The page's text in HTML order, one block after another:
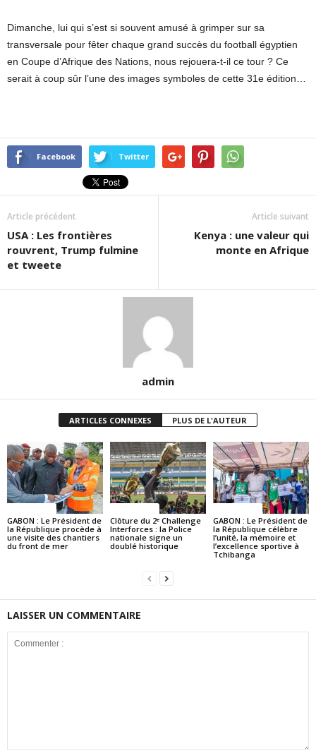
Dimanche, lui qui s’est si souvent amusé à grimper sur sa
transversale pour fêter chaque grand succès du football égyptien
en Coupe d’Afrique des Nations, nous rejouera-t-il ce tour ? Ce
serait à coup sûr l’une des images symboles de cette 31e édition…
Facebook Twitter
Article précédent
USA : Les frontières
rouvrent, Trump fulmine
et tweete
Article suivant
Kenya : une valeur qui
monte en Afrique
admin
ARTICLES CONNEXES PLUS DE L'AUTEUR
GABON : Le Président de
la République procède à
une visite des chantiers
du front de mer
Clôture du 2ᵉ Challenge
Interforces : la Police
nationale signe un
doublé historique
GABON : Le Président de
la République célèbre
l’unité, la mémoire et
l’excellence sportive à
Tchibanga
LAISSER UN COMMENTAIRE